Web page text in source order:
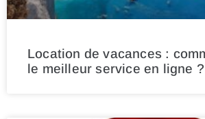
Location de vacances :
le meilleur service en ligne ?